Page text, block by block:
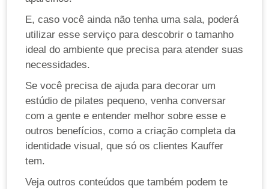
E, caso você ainda não tenha uma sala, poderá
utilizar esse serviço para descobrir o tamanho
ideal do ambiente que precisa para atender suas
necessidades.
Se você precisa de ajuda para decorar um
estúdio de pilates pequeno, venha conversar
com a gente e entender melhor sobre esse e
outros benefícios, como a criação completa da
identidade visual, que só os clientes Kauffer
tem.
Veja outros conteúdos que também podem te